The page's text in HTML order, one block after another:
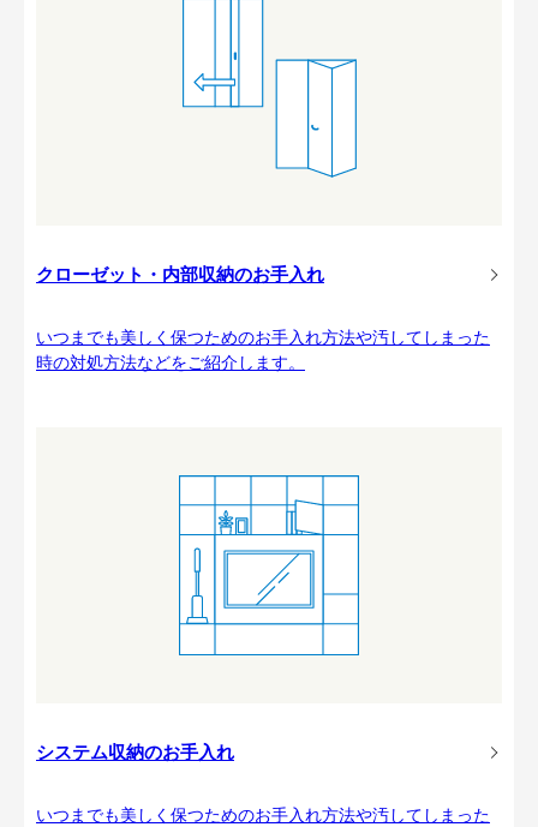
クローゼット・内部収納のお手入れ
いつまでも美しく保つためのお手入れ方法や汚してしまった
時の対処方法などをご紹介します。
システム収納のお手入れ
いつまでも美しく保つためのお手入れ方法や汚してしまった